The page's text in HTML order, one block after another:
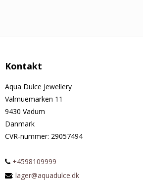
Kontakt
Aqua Dulce Jewellery
Valmuemarken 11
9430 Vadum
Danmark
CVR-nummer: 29057494
+4598109999
: lager@aquadulce.dk